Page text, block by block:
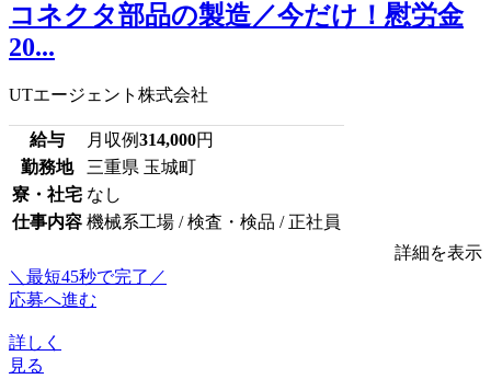
コネクタ部品の製造／今だけ！慰労金
20...
UTエージェント株式会社
給与 月収例314,000円
勤務地
三重県 玉城町
寮・社宅 なし
仕事内容 機械系工場 / 検査・検品 / 正社員
詳細を表示
＼最短45秒で完了／
応募へ進む
詳しく
見る